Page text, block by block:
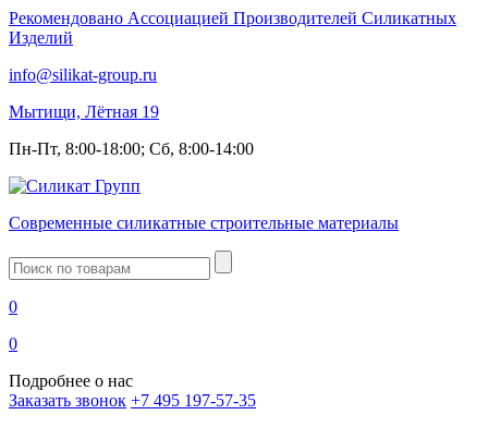
Рекомендовано Ассоциацией Производителей Силикатных
Изделий
info@silikat-group.ru
Мытищи, Лётная 19
Пн-Пт, 8:00-18:00; Сб, 8:00-14:00
Современные силикатные строительные материалы
Введите
запрос
0
0
Подробнее о нас
Заказать звонок +7 495 197-57-35